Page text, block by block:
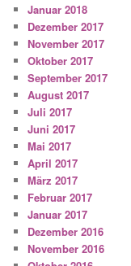
Januar 2018
Dezember 2017
November 2017
Oktober 2017
September 2017
August 2017
Juli 2017
Juni 2017
Mai 2017
April 2017
März 2017
Februar 2017
Januar 2017
Dezember 2016
November 2016